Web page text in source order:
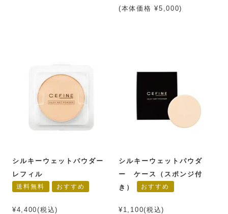
(本体価格 ¥5,000)
シルキーウェットパウダー
レフィル
送料無料 おすすめ
¥4,400(税込)
シルキーウェットパウダ
ー ケース（スポンジ付
き）
おすすめ
¥1,100(税込)